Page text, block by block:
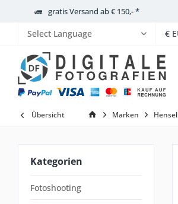
gratis Versand ab € 150,- *
Powered by
Übersicht Marken Hensel
Kategorien
Fotoshooting